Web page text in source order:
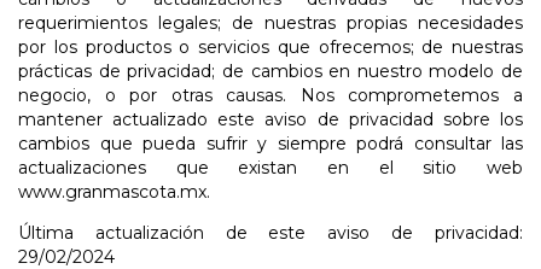
requerimientos legales; de nuestras propias necesidades
por los productos o servicios que ofrecemos; de nuestras
prácticas de privacidad; de cambios en nuestro modelo de
negocio, o por otras causas. Nos comprometemos a
mantener actualizado este aviso de privacidad sobre los
cambios que pueda sufrir y siempre podrá consultar las
actualizaciones que existan en el sitio web
www.granmascota.mx.
Última actualización de este aviso de privacidad:
29/02/2024